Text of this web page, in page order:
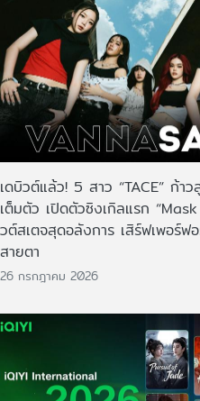
เดบิวต์แล้ว! 5 สาว “TACE” ก้า
เต็มตัว เปิดตัวซิงเกิลแรก
วต์สเตจสุดอลังการ เสิร์ฟเพอร์ฟ
สายตา
26 กรกฎาคม 2026